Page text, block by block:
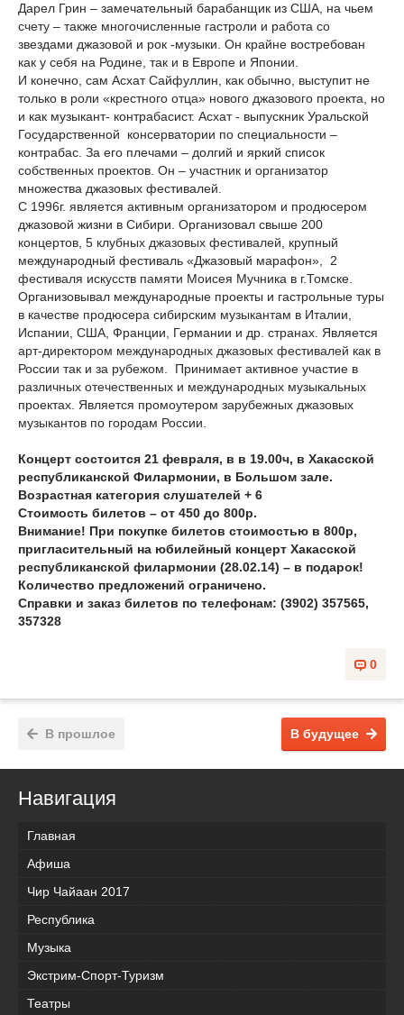
Дарел Грин – замечательный барабанщик из США, на чьем
счету – также многочисленные гастроли и работа со
звездами джазовой и рок -музыки. Он крайне востребован
как у себя на Родине, так и в Европе и Японии.
И конечно, сам Асхат Сайфуллин, как обычно, выступит не
только в роли «крестного отца» нового джазового проекта, но
и как музыкант- контрабасист. Асхат - выпускник Уральской
Государственной консерватории по специальности –
контрабас. За его плечами – долгий и яркий список
собственных проектов. Он – участник и организатор
множества джазовых фестивалей.
С 1996г. является активным организатором и продюсером
джазовой жизни в Сибири. Организовал свыше 200
концертов, 5 клубных джазовых фестивалей, крупный
международный фестиваль «Джазовый марафон», 2
фестиваля искусств памяти Моисея Мучника в г.Томске.
Организовывал международные проекты и гастрольные туры
в качестве продюсера сибирским музыкантам в Италии,
Испании, США, Франции, Германии и др. странах. Является
арт-директором международных джазовых фестивалей как в
России так и за рубежом. Принимает активное участие в
различных отечественных и международных музыкальных
проектах. Является промоутером зарубежных джазовых
музыкантов по городам России.
Концерт состоится 21 февраля, в в 19.00ч, в Хакасской
республиканской Филармонии, в Большом зале.
Возрастная категория слушателей + 6
Стоимость билетов – от 450 до 800р.
Внимание! При покупке билетов стоимостью в 800р,
пригласительный на юбилейный концерт Хакасской
республиканской филармонии (28.02.14) – в подарок!
Количество предложений ограничено.
Справки и заказ билетов по телефонам: (3902) 357565,
357328
0
В будущее
В прошлое
Навигация
Главная
Афиша
Чир Чайаан 2017
Республика
Музыка
Экстрим-Спорт-Туризм
Театры